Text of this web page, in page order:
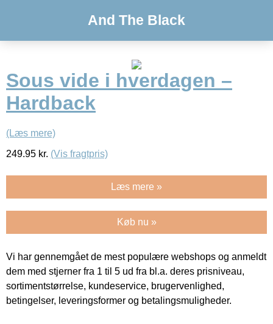
And The Black
Sous vide i hverdagen –
Hardback
(Læs mere)
249.95 kr. (Vis fragtpris)
Læs mere »
Køb nu »
Vi har gennemgået de mest populære webshops og anmeldt
dem med stjerner fra 1 til 5 ud fra bl.a. deres prisniveau,
sortimentstørrelse, kundeservice, brugervenlighed,
betingelser, leveringsformer og betalingsmuligheder.